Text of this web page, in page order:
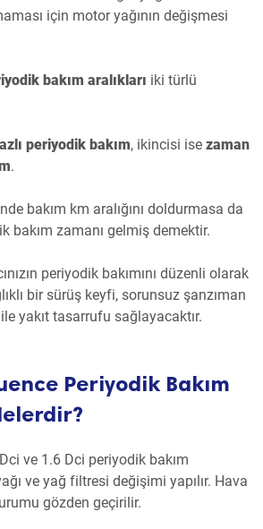
için motor yağının değişmesi
bakım aralıkları iki türlü
periyodik bakım, ikincisi ise zaman
.
bakım km aralığını doldurmasa da
bakım zamanı gelmiş demektir.
periyodik bakımını düzenli olarak
bir sürüş keyfi, sorunsuz şanzıman
yakıt tasarrufu sağlayacaktır.
Periyodik Bakım
ve 1.6 Dci periyodik bakım
ve yağ filtresi değişimi yapılır. Hava
gözden geçirilir.